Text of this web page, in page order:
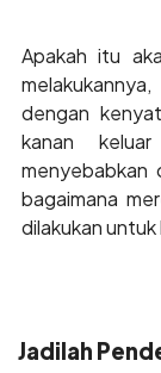
Apakah itu
dengan
kanan
menyebabkan
bagaimana
dilakukan
Jadilah